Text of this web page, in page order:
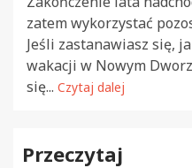
zatem wykorzystać
Jeśli zastanawiasz się,
wakacji w Nowym
się... Czytaj dalej
Przeczytaj